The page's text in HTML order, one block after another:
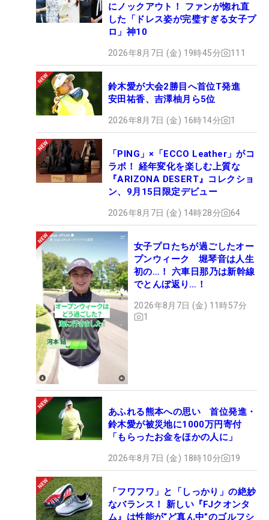
にノックアウト！ ファンが惚れ直
した「ドレス姿が完璧すぎる女子プ
ロ」神10
2026年8月7日 (金) 19時45分 111
鈴木愛が大会2勝目へ首位T発進
安田祐香、吉澤柚月ら5位
2026年8月7日 (金) 16時14分 1
「PING」×「ECCO Leather」がコ
ラボ！ 経年変化を楽しむ上質な
『ARIZONA DESERT』コレクショ
ン、9月15日限定デビュー
2026年8月7日 (金) 14時28分 64
女子プロたちが過ごしたオー
プンウィーク 堀琴音は人生
初の…！ 六車日那乃は新幹線
でとんぼ返り…！
2026年8月7日 (金) 11時57分
1
あふれる熊本への思い 首位発進・
鈴木愛が被災地に1000万円寄付
「もらったお金をほかの人に」
2026年8月7日 (金) 18時10分 19
「フワフワ」と「しっかり」の絶妙
なバランス！ 新しい『FJクオンタ
ム』は性能が“ど真ん中”のゴルフシ